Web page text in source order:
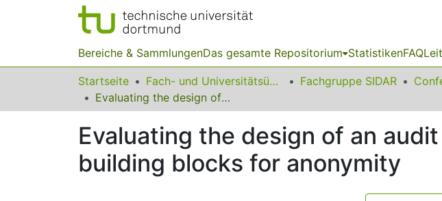
Bereiche & SammlungenDas gesamte Repositorium StatistikenFAQ
Startseite Fach- und Universitätsübergreifendes Fachgruppe SIDAR
Evaluating the design of an audit data pseudonymizer using basic building blocks for anonymity
Evaluating the design of an
building blocks for anonymity